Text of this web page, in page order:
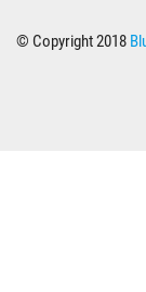
© Copyright 2018